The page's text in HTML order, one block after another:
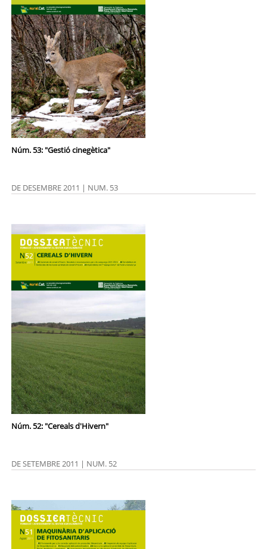
Núm. 53: "Gestió cinegètica"
DE DESEMBRE 2011 | NUM. 53
Núm. 52: "Cereals d'Hivern"
DE SETEMBRE 2011 | NUM. 52